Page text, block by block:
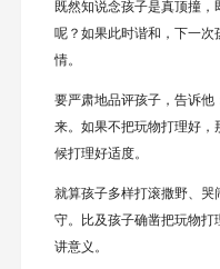
既然知说念孩子是真顶撞
呢？如果此时谐和，下一
情。
要严肃地品评孩子，告诉
来。如果不把玩物打理好
候打理好适度。
就算孩子多样打滚撒野、哭
守。比及孩子确凿把玩物
讲意义。